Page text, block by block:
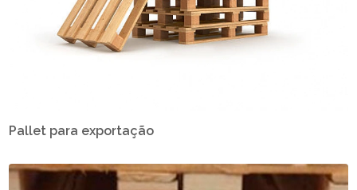
Pallet para exportação